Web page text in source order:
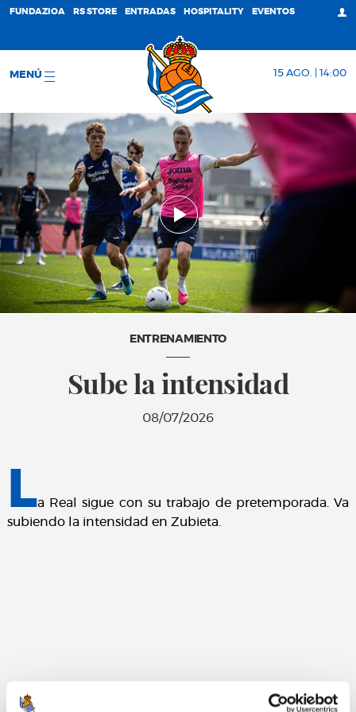
FUNDAZIOA RS STORE ENTRADAS HOSPITALITY EVENTOS
MENÚ 15 AGO. | 14:00
ENTRENAMIENTO
Sube la intensidad
08/07/2026
La Real sigue con su trabajo de pretemporada. Va
subiendo la intensidad en Zubieta.